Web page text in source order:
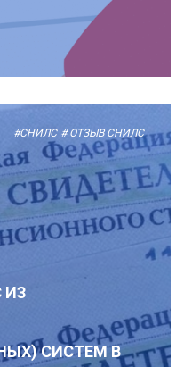
#СНИЛС # ОТЗЫВ СНИЛС
ИЗ
СИСТЕМ В